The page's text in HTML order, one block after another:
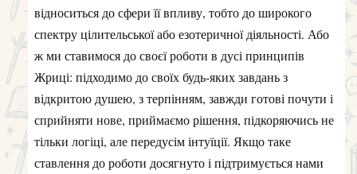
відноситься до сфери її впливу, тобто до широкого
спектру цілительської або езотеричної діяльності. Або
ж ми ставимося до своєї роботи в дусі принципів
Жриці: підходимо до своїх будь-яких завдань з
відкритою душею, з терпінням, завжди готові почути і
сприйняти нове, приймаємо рішення, підкоряючись не
тільки логіці, але передусім інтуїції. Якщо таке
ставлення до роботи досягнуто і підтримується нами